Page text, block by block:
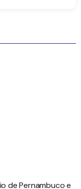
de Pernambuco e